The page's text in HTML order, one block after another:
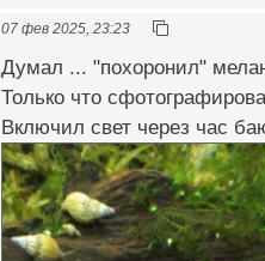
07 фев 2025, 23:23
Думал ... "похоронил"
Только что
Включил свет через час